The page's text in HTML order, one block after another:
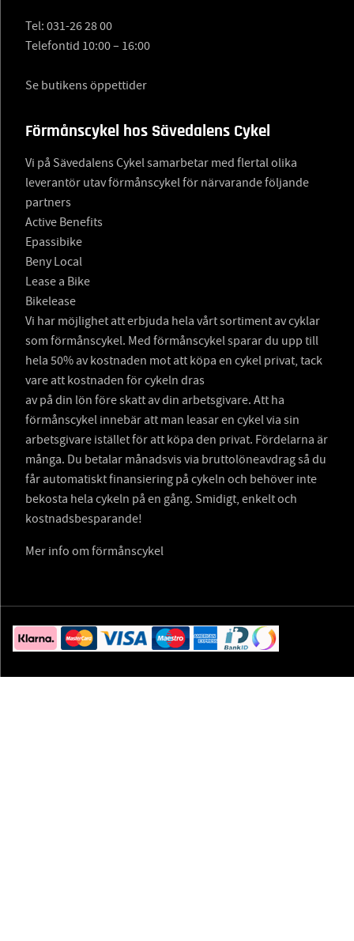
Tel: 031-26 28 00
Telefontid 10:00 – 16:00
Se butikens öppettider
Förmånscykel hos Sävedalens Cykel
Vi på Sävedalens Cykel samarbetar med flertal olika
leverantör utav förmånscykel för närvarande följande
partners
Active Benefits
Epassibike
Beny Local
Lease a Bike
Bikelease
Vi har möjlighet att erbjuda hela vårt sortiment av cyklar
som förmånscykel. Med förmånscykel sparar du upp till
hela 50% av kostnaden mot att köpa en cykel privat, tack
vare att kostnaden för cykeln dras
av på din lön före skatt av din arbetsgivare. Att ha
förmånscykel innebär att man leasar en cykel via sin
arbetsgivare istället för att köpa den privat. Fördelarna är
många. Du betalar månadsvis via bruttolöneavdrag så du
får automatiskt finansiering på cykeln och behöver inte
bekosta hela cykeln på en gång. Smidigt, enkelt och
kostnadsbesparande!
Mer info om förmånscykel